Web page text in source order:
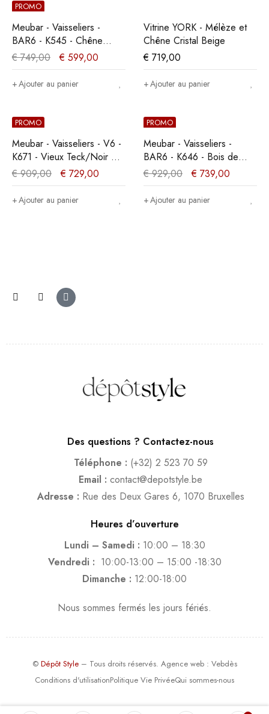
PROMO
Meubar - Vaisseliers -
BAR6 - K545 - Chêne
Millenium - 129x200x49cm
€749,00 € 599,00
Ajouter au panier
Vitrine YORK - Mélèze et
Chêne Cristal Beige
€ 719,00
Ajouter au panier
PROMO
Meubar - Vaisseliers - V6 -
K671 - Vieux Teck/Noir mat
- 131x167x50cm
€909,00 € 729,00
Ajouter au panier
PROMO
Meubar - Vaisseliers -
BAR6 - K646 - Bois de
marine foncé/Gris -
145x185x50cm
€929,00 € 739,00
Ajouter au panier
Des questions ? Contactez-nous
Téléphone : (+32) 2 523 70 59
Email : contact@depotstyle.be
Adresse : Rue des Deux Gares 6, 1070 Bruxelles
Heures d’ouverture
Lundi – Samedi : 10:00 – 18:30
Vendredi : 10:00-13:00 – 15:00 -18:30
Dimanche : 12:00-18:00
Nous sommes fermés les jours fériés.
© Dépôt Style– Tous droits réservés. Agence web: Vebdès
Conditions d'utilisationPolitique Vie PrivéeQui sommes-nous